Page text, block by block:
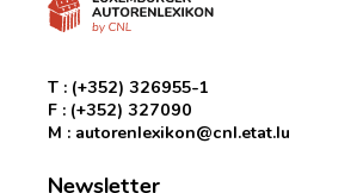
T : (+352) 326955-1
F : (+352) 327090
M : autorenlexikon@cnl.etat.lu
Newsletter